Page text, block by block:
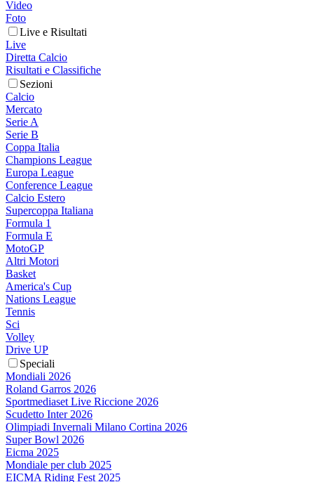
Video
Foto
Live e Risultati
Live
Diretta Calcio
Risultati e Classifiche
Sezioni
Calcio
Mercato
Serie A
Serie B
Coppa Italia
Champions League
Europa League
Conference League
Calcio Estero
Supercoppa Italiana
Formula 1
Formula E
MotoGP
Altri Motori
Basket
America's Cup
Nations League
Tennis
Sci
Volley
Drive UP
Speciali
Mondiali 2026
Roland Garros 2026
Sportmediaset Live Riccione 2026
Scudetto Inter 2026
Olimpiadi Invernali Milano Cortina 2026
Super Bowl 2026
Eicma 2025
Mondiale per club 2025
EICMA Riding Fest 2025